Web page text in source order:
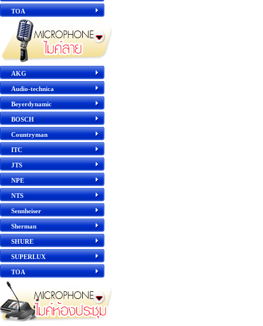
TOA
AKG
Audio-technica
Beyerdynamic
BOSCH
Countryman
ITC
JTS
NPE
NTS
Sennheiser
Sherman
SHURE
SUPERLUX
TOA